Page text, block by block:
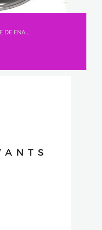
Secundaria, JAIME RUIZ SANZ, JAIME DE ENA LLOBERA y ÁLVARO GARCÍA GUIMARAENS